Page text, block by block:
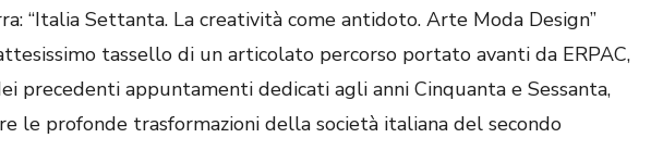
“Italia Settanta. La creatività come antidoto. Arte Moda Design”
tassello di un articolato percorso portato avanti da ERPAC,
precedenti appuntamenti dedicati agli anni Cinquanta e Sessanta,
le profonde trasformazioni della società italiana del secondo